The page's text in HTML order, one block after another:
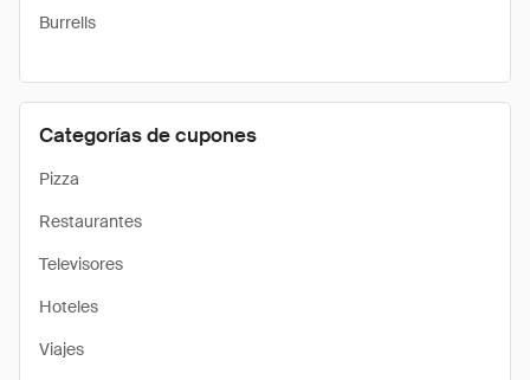
Burrells
Categorías de cupones
Pizza
Restaurantes
Televisores
Hoteles
Viajes